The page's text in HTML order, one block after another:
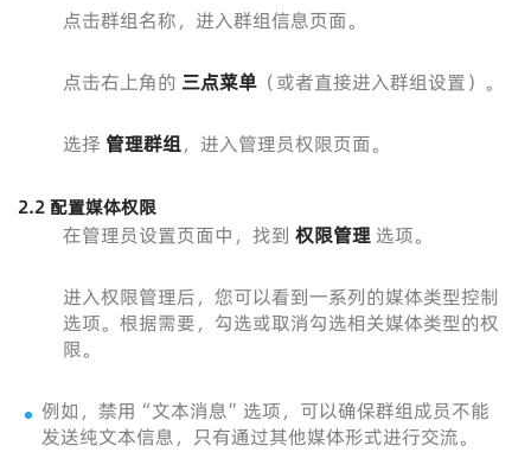
点击群组名称，进入群组信息页面。
点击右上角的 三点菜单（或者直接进入群组设置）。
选择 管理群组，进入管理员权限页面。
2.2 配置媒体权限
在管理员设置页面中，找到 权限管理选项。
进入权限管理后，您可以看到一系列的媒体类型控制
选项。根据需要，勾选或取消勾选相关媒体类型的权
限。
例如，禁用“文本消息”选项，可以确保群组成员不能
发送纯文本信息，只有通过其他媒体形式进行交流。